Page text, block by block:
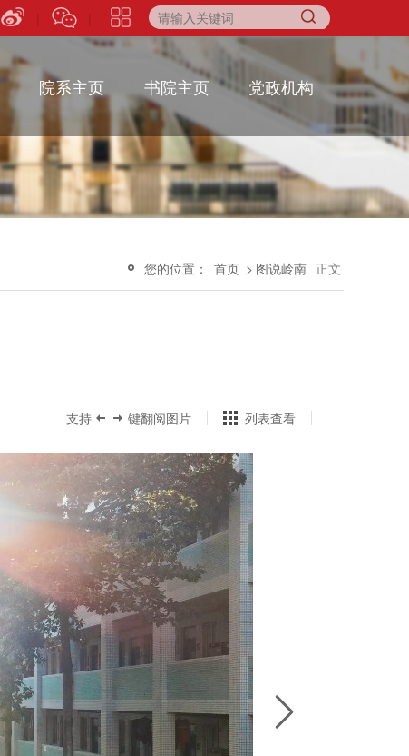
| |
院系主页 书院主页 党政机构
您的位置： 首页 > 图说岭南 正文
支持 键翻阅图片 列表查看